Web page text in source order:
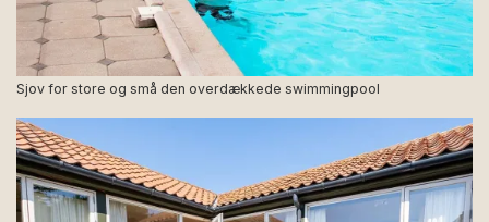
Sjov for store og små den overdækkede swimmingpool